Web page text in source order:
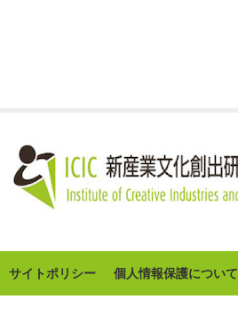
サイトポリシー 個人情報保護について